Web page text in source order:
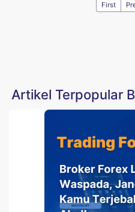
First
Artikel Terpopular